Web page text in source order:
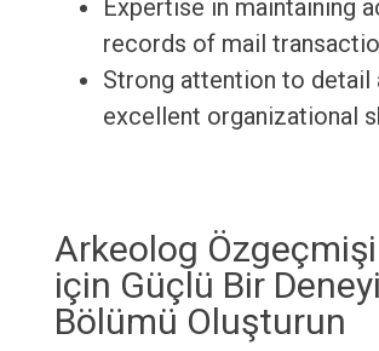
Expertise in maintaining
records of mail
Strong attention to detail
excellent organizational
Arkeolog
için Güçlü Bir
Bölümü Oluşturun